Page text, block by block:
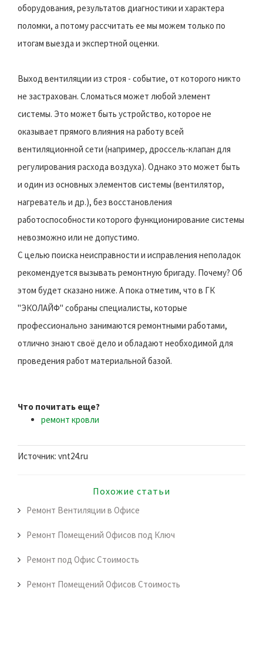
оборудования, результатов диагностики и характера
поломки, а потому рассчитать ее мы можем только по
итогам выезда и экспертной оценки.
Выход вентиляции из строя - событие, от которого никто
не застрахован. Сломаться может любой элемент
системы. Это может быть устройство, которое не
оказывает прямого влияния на работу всей
вентиляционной сети (например, дроссель-клапан для
регулирования расхода воздуха). Однако это может быть
и один из основных элементов системы (вентилятор,
нагреватель и др.), без восстановления
работоспособности которого функционирование системы
невозможно или не допустимо.
С целью поиска неисправности и исправления неполадок
рекомендуется вызывать ремонтную бригаду. Почему? Об
этом будет сказано ниже. А пока отметим, что в ГК
"ЭКОЛАЙФ" собраны специалисты, которые
профессионально занимаются ремонтными работами,
отлично знают своё дело и обладают необходимой для
проведения работ материальной базой.
Что почитать еще?
ремонт кровли
Источник: vnt24.ru
Похожие статьи
Ремонт Вентиляции в Офисе
Ремонт Помещений Офисов под Ключ
Ремонт под Офис Стоимость
Ремонт Помещений Офисов Стоимость